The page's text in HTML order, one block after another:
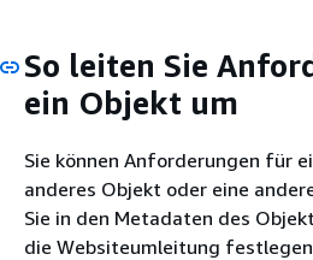
So leiten Sie
ein Objekt um
Sie können Anforderungen für
anderes Objekt oder eine
Sie in den Metadaten des
die Websiteumleitung